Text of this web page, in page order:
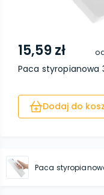
15,59 zł
Paca styropianowa
Dodaj do
Paca